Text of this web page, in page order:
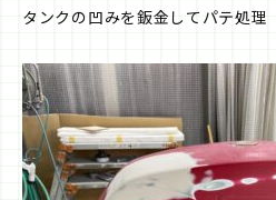
タンクの凹みを鈑金してパテ処理